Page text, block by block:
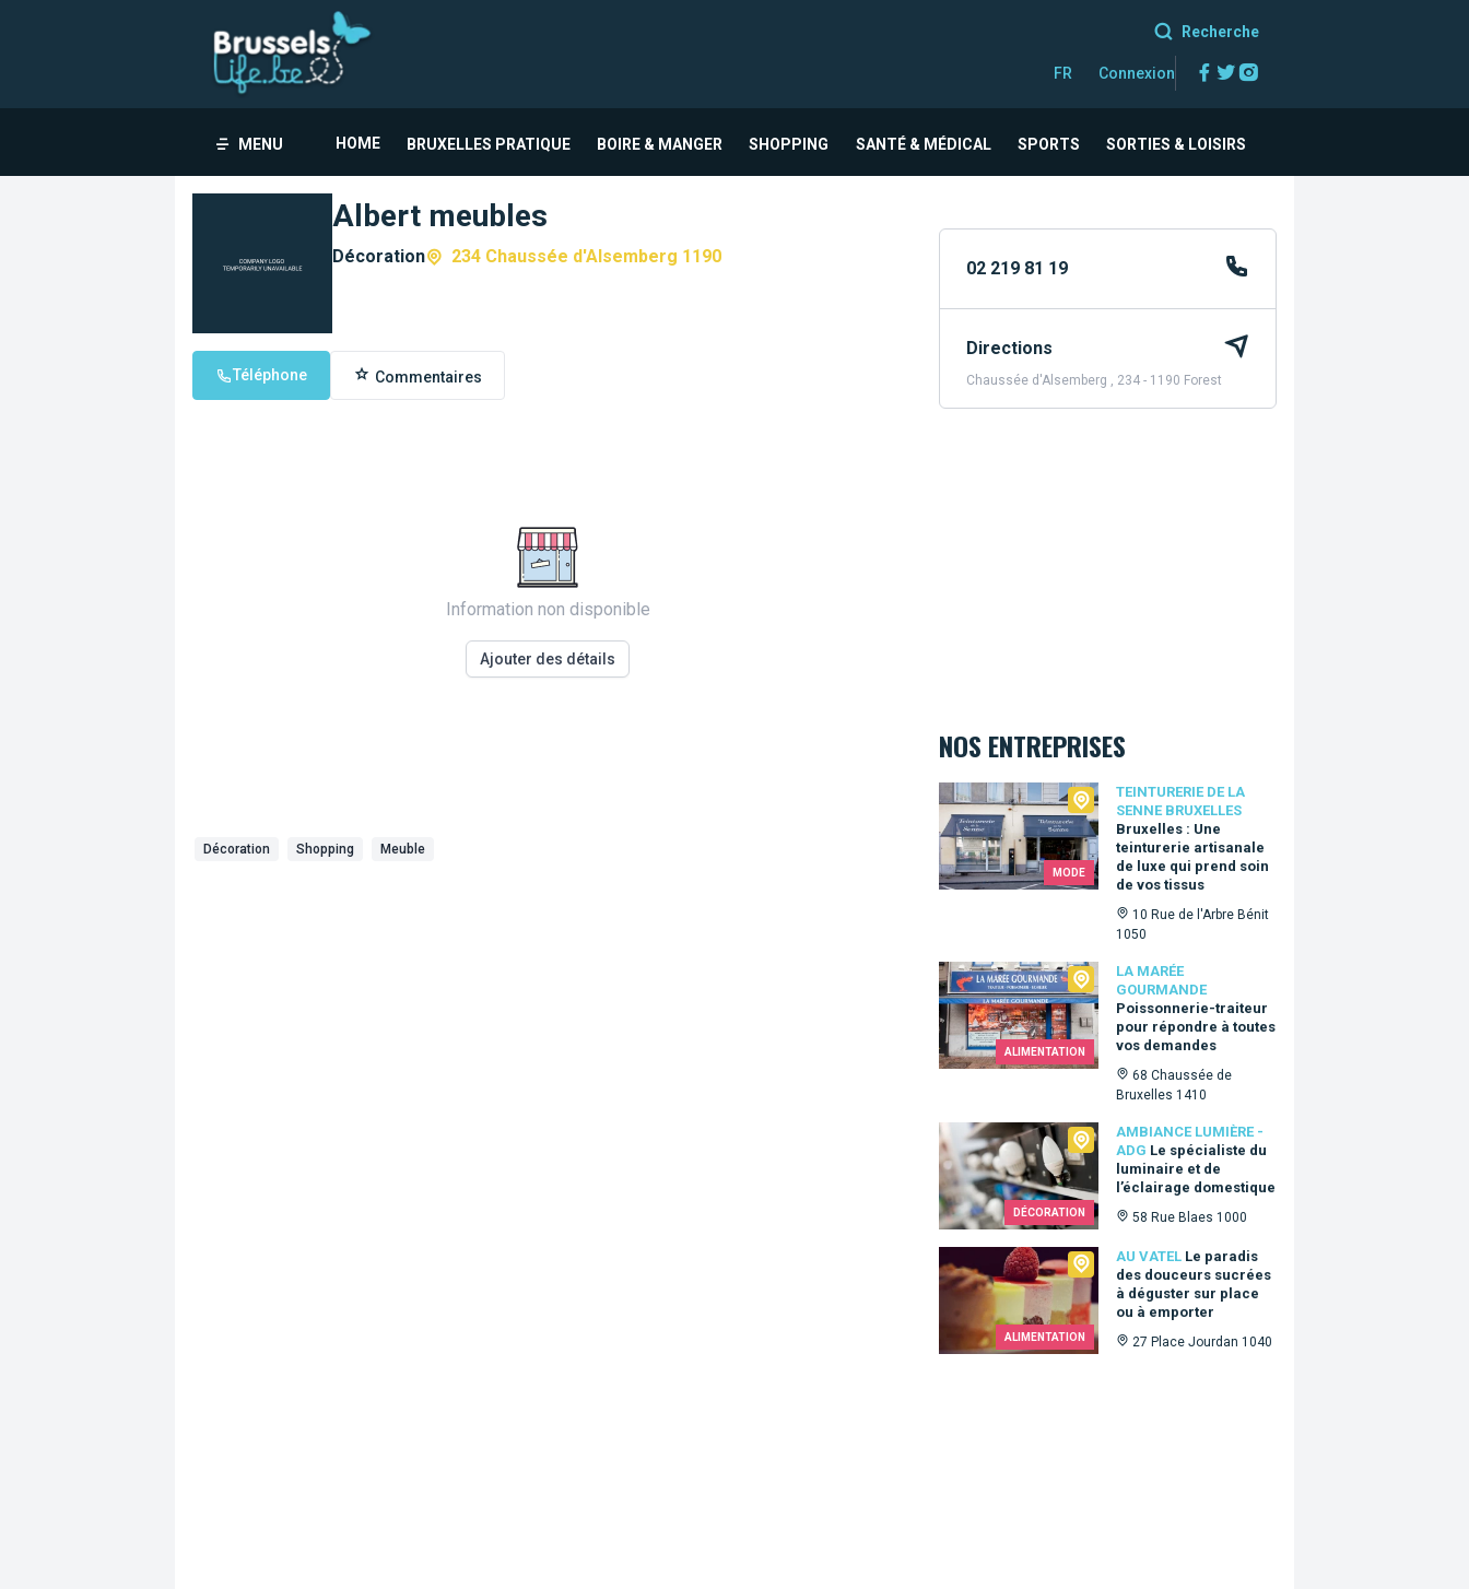
Recherche
FR Connexion Facebook
Twitter
MENU HOME BRUXELLES PRATIQUE BOIRE & MANGER SHOPPING SANTÉ & MÉDICAL SPORTS SORTIES & LOISIRS
Albert meubles
Décoration 234 Chaussée d'Alsemberg 1190
Téléphone Commentaires
Information non disponible
Ajouter des détails
Décoration Shopping Meuble
02 219 81 19
Directions
Chaussée d'Alsemberg , 234 - 1190 Forest
NOS ENTREPRISES
MODE
TEINTURERIE DE LA
SENNE BRUXELLES
Bruxelles : Une
teinturerie artisanale
de luxe qui prend soin
de vos tissus
10 Rue de l'Arbre Bénit
1050
Teinturerie de la Senne Bruxelles
ALIMENTATION
LA MARÉE
GOURMANDE
Poissonnerie-traiteur
pour répondre à toutes
vos demandes
68 Chaussée de
Bruxelles 1410
La Marée Gourmande
DÉCORATION
AMBIANCE LUMIÈRE -
ADG Le spécialiste du
luminaire et de
l’éclairage domestique
58 Rue Blaes 1000
Ambiance Lumière - ADG
ALIMENTATION
AU VATEL Le paradis
des douceurs sucrées
à déguster sur place
ou à emporter
27 Place Jourdan 1040